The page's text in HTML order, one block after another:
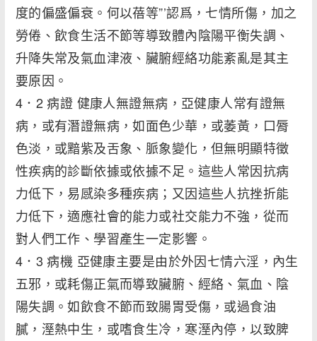
度的偏盛偏衰。何以蓓等”’認爲，七情所傷，加之
勞倦、飲食生活不節等導致體內陰陽平衡失調、
升降失常及氣血津液、臟腑經絡功能紊亂是其主
要原因。
4．2 病證 健康人無證無病，亞健康人常有證無
病，或有潛證無病，如面色少華，或萎黃，口脣
色淡，或黯紫及舌象、脈象變化，但無明顯特徵
性疾病的診斷依據或依據不足。這些人常因抗病
力低下，易感染多種疾病；又因這些人抗挫折能
力低下，適應社會的能力或社交能力不強，從而
對人們工作、學習產生一定影響。
4．3 病機 亞健康主要是由於外因七情六淫，內生
五邪，或耗傷正氣而導致臟腑、經絡、氣血、陰
陽失調。如飲食不節而致腸胃受傷，或過食油
膩，溼熱中生，或嗜食生冷，寒溼內停，以致脾